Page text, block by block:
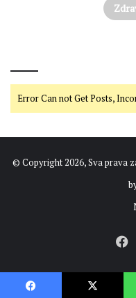
Error Can not Get Posts,
© Copyright 2026, Sva prava